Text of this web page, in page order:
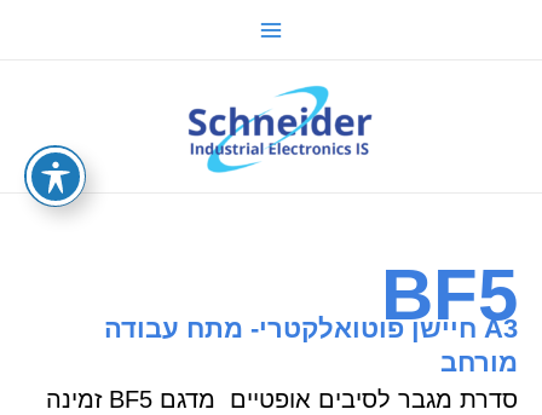
Main
BF5
A3 חיישן פוטואלקטרי- מתח עבודה
מורחב
סדרת מגבר לסיבים אופטיים מדגם BF5 זמינה